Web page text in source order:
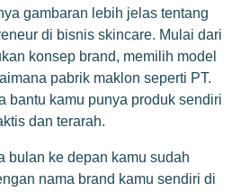
gambaran lebih jelas tentang
di bisnis skincare. Mulai dari
konsep brand, memilih model
pabrik maklon seperti PT.
bantu kamu punya produk sendiri
dan terarah.
bulan ke depan kamu sudah
nama brand kamu sendiri di